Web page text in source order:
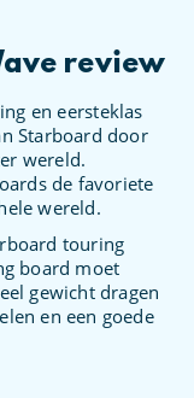
review
en eersteklas
Starboard door
wereld.
de favoriete
wereld.
touring
board moet
gewicht dragen
en een goede